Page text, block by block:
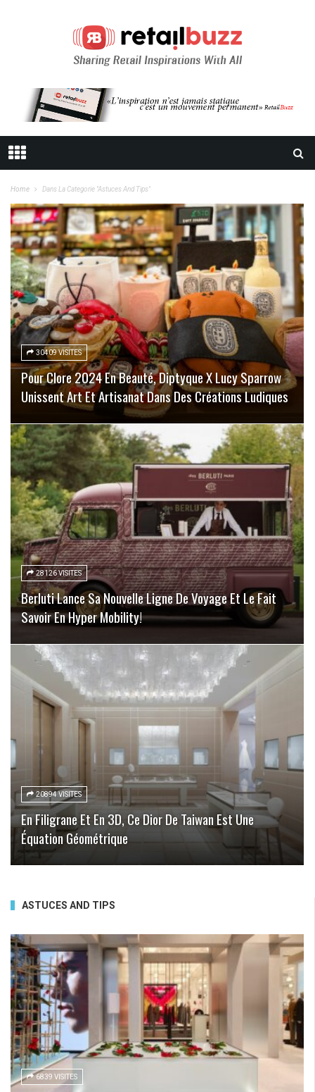
Home Dans La Categorie "Astuces And Tips"
30409 VISITES
Pour Clore 2024 En Beauté, Diptyque X Lucy Sparrow
Unissent Art Et Artisanat Dans Des Créations Ludiques
28126 VISITES
Berluti Lance Sa Nouvelle Ligne De Voyage Et Le Fait
Savoir En Hyper Mobility!
20894 VISITES
En Filigrane Et En 3D, Ce Dior De Taiwan Est Une
Équation Géométrique
ASTUCES AND TIPS
6839 VISITES